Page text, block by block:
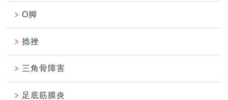
O脚
捻挫
三角骨障害
足底筋膜炎